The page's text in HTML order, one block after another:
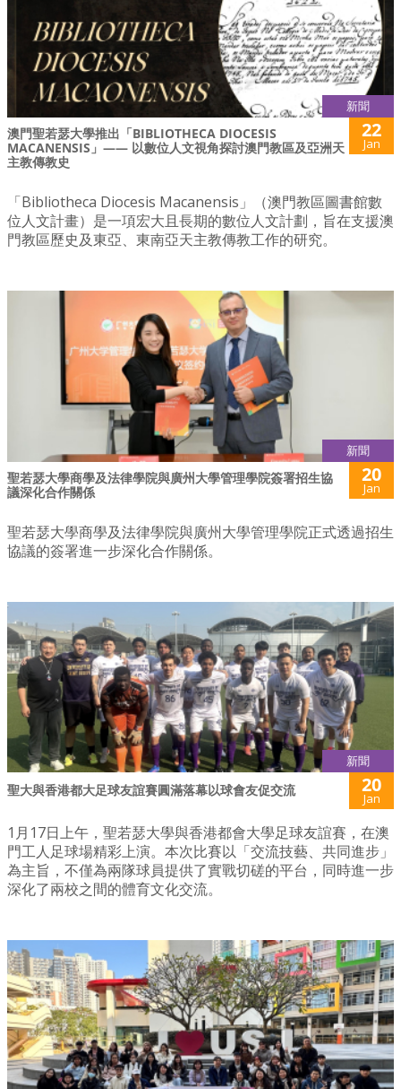
新聞
澳門聖若瑟大學推出「BIBLIOTHECA DIOCESIS
MACANENSIS」—— 以數位人文視角探討澳門教區及亞洲天
主教傳教史
22
Jan
「Bibliotheca Diocesis Macanensis」（澳門教區圖書館數
位人文計畫）是一項宏大且長期的數位人文計劃，旨在支援澳
門教區歷史及東亞、東南亞天主教傳教工作的研究。
新聞
聖若瑟大學商學及法律學院與廣州大學管理學院簽署招生協
議深化合作關係
20
Jan
聖若瑟大學商學及法律學院與廣州大學管理學院正式透過招生
協議的簽署進一步深化合作關係。
新聞
聖大與香港都大足球友誼賽圓滿落幕以球會友促交流 20
Jan
1月17日上午，聖若瑟大學與香港都會大學足球友誼賽，在澳
門工人足球場精彩上演。本次比賽以「交流技藝、共同進步」
為主旨，不僅為兩隊球員提供了實戰切磋的平台，同時進一步
深化了兩校之間的體育文化交流。